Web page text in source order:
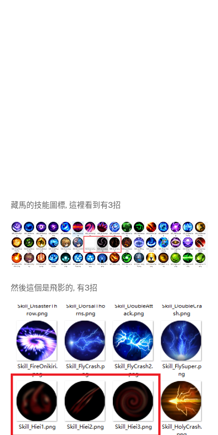
藏馬的技能圖標, 這裡看到有3招
然後這個是飛影的, 有3招